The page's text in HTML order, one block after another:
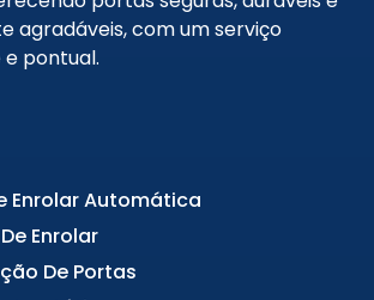
agradáveis, com um serviço
pontual.
Enrolar Automática
Enrolar
De Portas